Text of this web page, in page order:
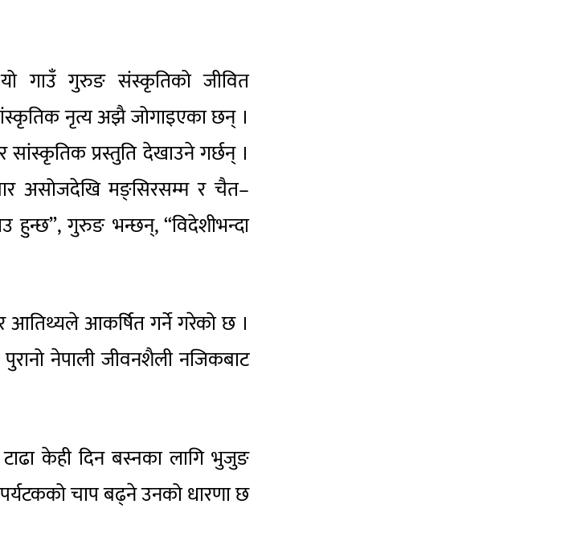
गाउँ गुरुङ संस्कृतिको जीवित
नृत्य अझै जोगाइएका छन् ।
प्रस्तुति देखाउने गर्छन् ।
असोजदेखि मङ्सिरसम्म र चैत–
हुन्छ”, गुरुङ भन्छन्, “विदेशीभन्दा
आकर्षित गर्ने गरेको छ ।
नेपाली जीवनशैली नजिकबाट
केही दिन बस्नका लागि भुजुङ
चाप बढ्ने उनको धारणा छ